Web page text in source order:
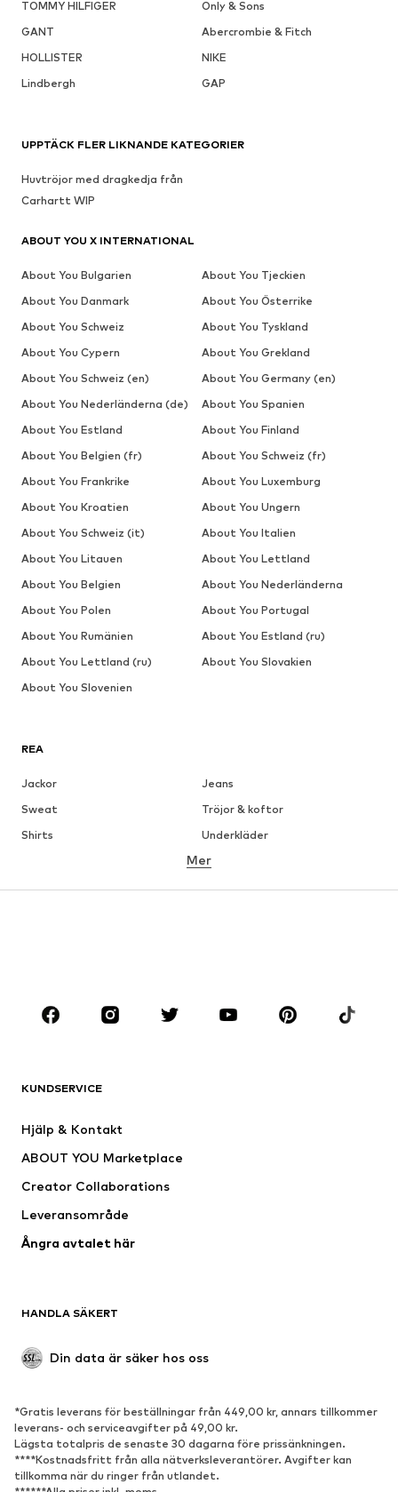
TOMMY HILFIGER
Only & Sons
GANT
Abercrombie & Fitch
HOLLISTER
NIKE
Lindbergh
GAP
REA
Jackor
Jeans
Sweat
Tröjor & koftor
Shirts
Underkläder
Skjortor
Rockar
Kostymer & kavajer
KLÄDER
Jackor
Badkläder
Tillfällen
Upcycling
Nytt
Boots & stövlar
Lågskor
SPORT
Sportkläder
Sporttyper
Mer
KUNDSERVICE
Hjälp & Kontakt
ABOUT YOU Marketplace
Creator Collaborations
Leveransområde
Ångra avtalet här
HANDLA SÄKERT
Din data är säker hos oss
*Gratis leverans för beställningar från 449,00 kr, annars tillkommer
leverans- och serviceavgifter på 49,00 kr.
Lägsta totalpris de senaste 30 dagarna före prissänkningen.
****Kostnadsfritt från alla nätverksleverantörer. Avgifter kan
tillkomma när du ringer från utlandet.
UPPTÄCK FLER LIKNANDE KATEGORIER
Huvtröjor med dragkedja från
Carhartt WIP
ABOUT YOU X INTERNATIONAL
About You Bulgarien
About You Tjeckien
About You Danmark
About You Österrike
About You Schweiz
About You Tyskland
About You Cypern
About You Grekland
About You Schweiz (en)
About You Germany (en)
About You Nederländerna (de)
About You Spanien
About You Estland
About You Finland
About You Belgien (fr)
About You Schweiz (fr)
About You Frankrike
About You Luxemburg
About You Kroatien
About You Ungern
About You Schweiz (it)
About You Italien
About You Litauen
About You Lettland
About You Belgien
About You Nederländerna
About You Polen
About You Portugal
About You Rumänien
About You Estland (ru)
About You Lettland (ru)
About You Slovakien
About You Slovenien